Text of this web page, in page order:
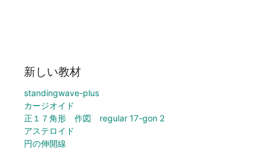
新しい教材
standingwave-plus
カージオイド
正１７角形 作図 regular 17-gon 2
アステロイド
円の伸開線